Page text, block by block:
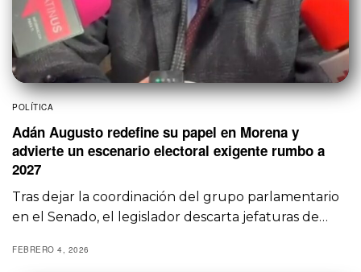
POLÍTICA
Adán Augusto redefine su papel en Morena y
advierte un escenario electoral exigente rumbo a
2027
Tras dejar la coordinación del grupo parlamentario
en el Senado, el legislador descarta jefaturas de…
FEBRERO 4, 2026